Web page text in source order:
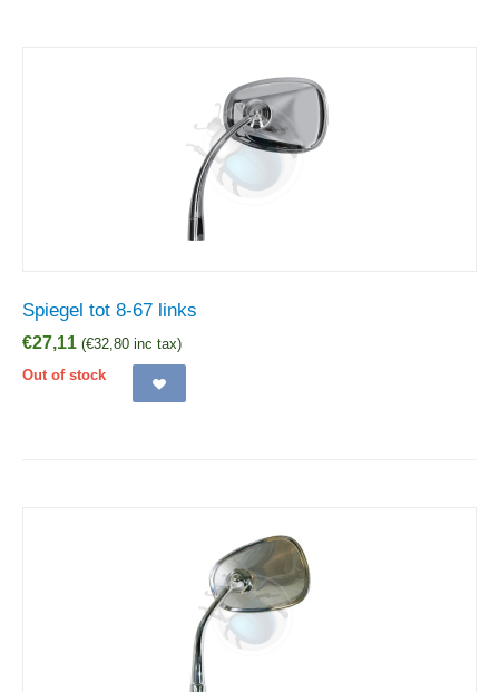
Spiegel tot 8-67 links
€27,11 (€32,80 inc tax)
Out of stock